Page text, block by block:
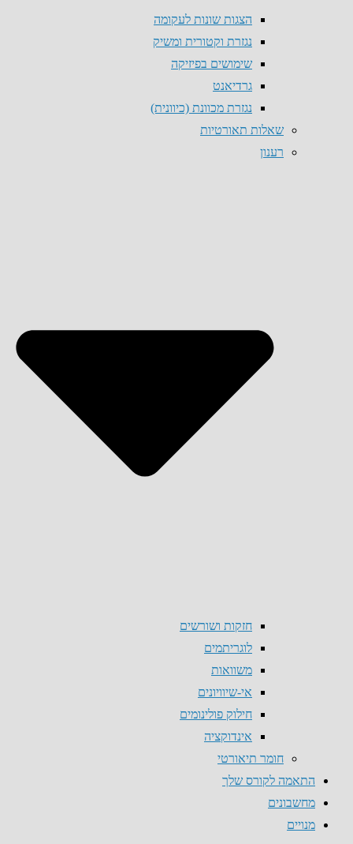
הצגות שונות לעקומה
נגזרת וקטורית ומשיק
שימושים בפיזיקה
גרדיאנט
נגזרת מכוונת (כיוונית)
שאלות תאורטיות
רענון
חזקות ושורשים
לוגריתמים
משוואות
אי-שיוויונים
חילוק פולינומים
אינדוקציה
חומר תיאורטי
התאמה לקורס שלך
מחשבונים
מנויים